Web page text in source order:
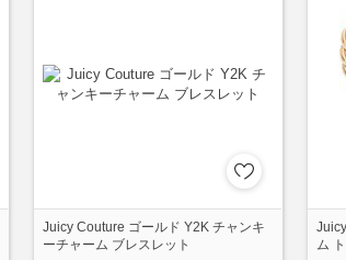
Juicy Couture ゴールド Y2K チャンキ
ーチャーム ブレスレット
ム